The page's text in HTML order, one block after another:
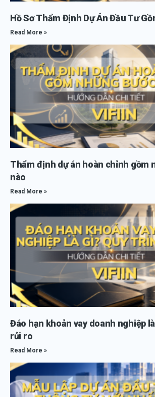
Hồ Sơ Thẩm Định Dự Án Đầu Tư
Read More »
Thẩm định dự án hoàn chỉnh gồm
nào
Read More »
Đáo hạn khoản vay doanh nghiệp
rủi ro
Read More »